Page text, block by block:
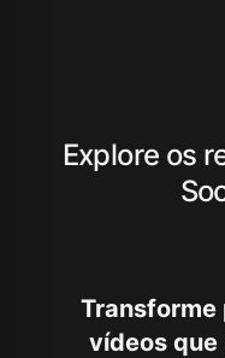
Explore os
Transforme
vídeos que